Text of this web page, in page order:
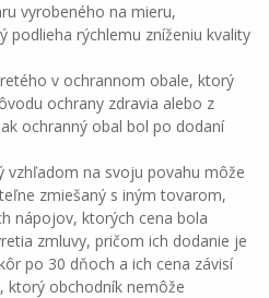
vyrobeného na mieru,
podlieha rýchlemu zníženiu kvality
v ochrannom obale, ktorý
ochrany zdravia alebo z
ochranný obal bol po dodaní
vzhľadom na svoju povahu môže
zmiešaný s iným tovarom,
nápojov, ktorých cena bola
zmluvy, pričom ich dodanie je
po 30 dňoch a ich cena závisí
ktorý obchodník nemôže